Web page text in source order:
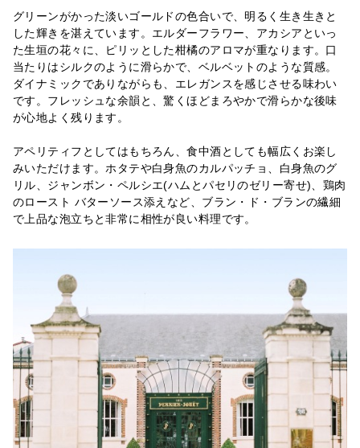
グリーンがかった淡いゴールドの色合いで、明るく生き生きと
した輝きを湛えています。エルダーフラワー、アカシアといっ
た生垣の花々に、ピリッとした柑橘のアロマが重なります。口
当たりはシルクのように滑らかで、ベルベットのような質感。
ダイナミックでありながらも、エレガンスを感じさせる味わい
です。フレッシュな余韻と、驚くほどまろやかで滑らかな後味
が心地よく残ります。
アペリティフとしてはもちろん、食中酒としても幅広くお楽し
みいただけます。ホタテや白身魚のカルパッチョ、白身魚のグ
リル、ジャンボン・ペルシエ(ハムとパセリのゼリー寄せ)、鶏肉
のロースト バターソース添えなど、ブラン・ド・ブランの繊細
で上品な泡立ちと非常に相性が良い料理です。